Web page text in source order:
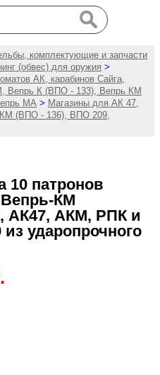
комплектующие и запчасти
(обвес) для оружия >
АК, карабинов Сайга,
Вепрь К (ВПО - 133), Вепрь КМ
МА > Магазины для АК 47,
(ВПО - 136), ВПО 209,
10 патронов
КМ
АК47, АКМ, РПК и
ударопрочного